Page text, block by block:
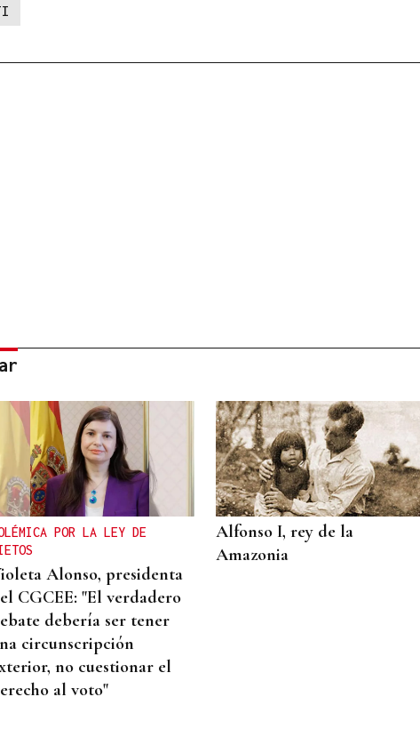
POR LA LEY DE
Alonso, presidenta
CGCEE: "El verdadero
debería ser tener
circunscripción
no cuestionar el
al voto"
Alfonso I, rey de la
Amazonia